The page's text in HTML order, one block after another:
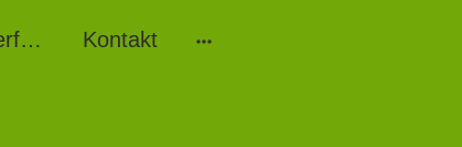
Kutsch- & Kremserfahrten Kontakt